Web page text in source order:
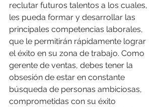
reclutar futuros talentos a los cuales,
les pueda formar y desarrollar las
principales competencias laborales,
que le permitirán rápidamente lograr
el éxito en su zona de trabajo. Como
gerente de ventas, debes tener la
obsesión de estar en constante
búsqueda de personas ambiciosas,
comprometidas con su éxito